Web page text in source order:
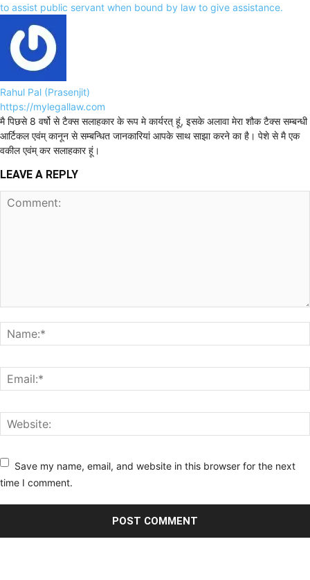
to assist public servant when bound by law to give assistance.
Rahul Pal (Prasenjit)
https://mylegallaw.com
मै पिछसे 8 वर्षो से टैक्स सलाहकार के रूप मे कार्यरत् हूं, इसके अलावा मेरा शौक टैक्स सम्बन्धी
आर्टिकल एवंम् कानून से सम्बन्धित जानकारियां आपके साथ साझा करने का है। पेशे से मै एक
वकील एवंम् कर सलाहकार हूं।
LEAVE A REPLY
Save my name, email, and website in this browser for the next
time I comment.